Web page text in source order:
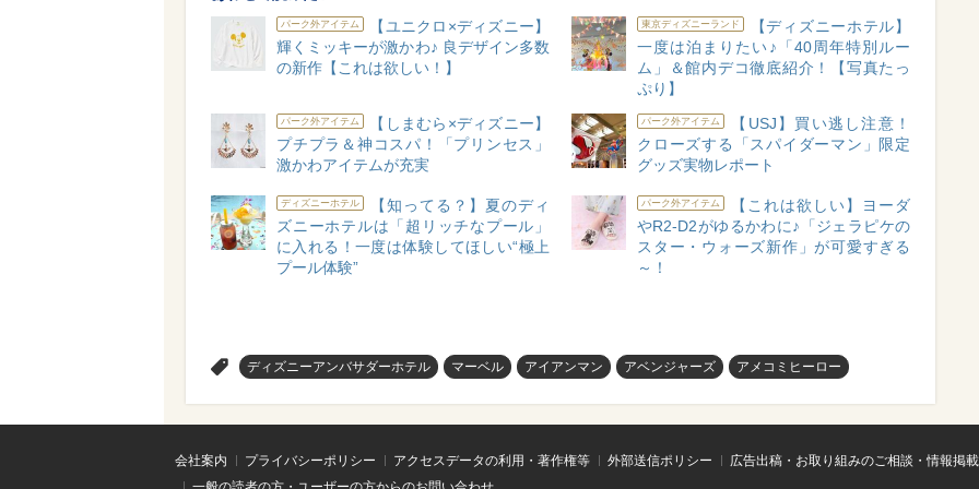
パーク外アイテム
【ユニクロ×ディズニー】
輝くミッキーが激かわ♪ 良デザイン多数
の新作【これは欲しい！】
東京ディズニーランド
【ディズニーホテル】
一度は泊まりたい♪「40周年特別ルー
ム」＆館内デコ徹底紹介！【写真たっ
ぷり】
パーク外アイテム
【しまむら×ディズニー】
プチプラ＆神コスパ！「プリンセス」
激かわアイテムが充実
パーク外アイテム
【USJ】買い逃し注意！
クローズする「スパイダーマン」限定
グッズ実物レポート
ディズニーホテル
【知ってる？】夏のディ
ズニーホテルは「超リッチなプール」
に入れる！一度は体験してほしい“極上
プール体験”
パーク外アイテム
【これは欲しい】ヨーダ
やR2-D2がゆるかわに♪「ジェラピケの
スター・ウォーズ新作」が可愛すぎる
～！
ディズニーアンバサダーホテル マーベル アイアンマン アベンジャーズ アメコミヒーロー
会社案内 プライバシーポリシー アクセスデータの利用・著作権等 外部送信ポリシー
広告出稿・お取り組みのご相談・情報掲